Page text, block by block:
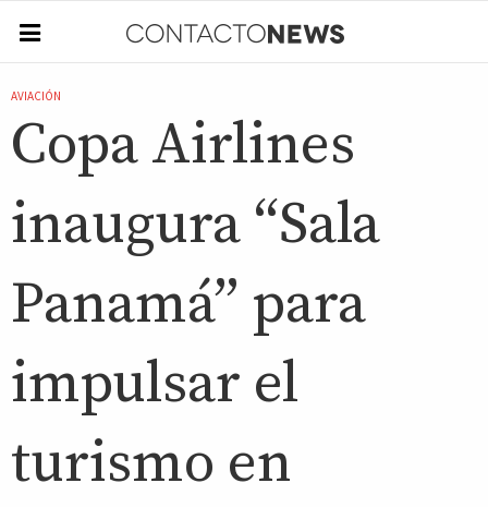
AVIACIÓN
Copa Airlines
inaugura “Sala
Panamá” para
impulsar el
turismo en